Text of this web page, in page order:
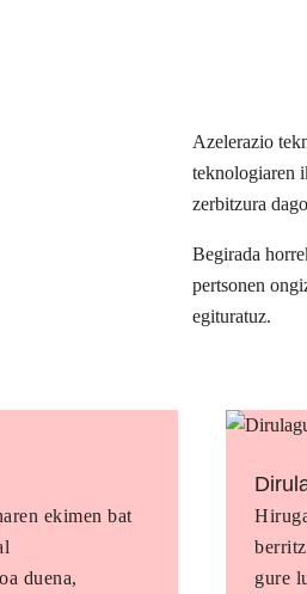
Azelerazio
teknologiaren
zerbitzura
Begirada
pertsonen
egituratuz.
ekimen bat
duena,
gure